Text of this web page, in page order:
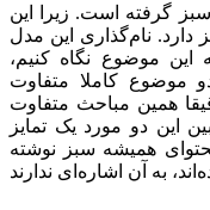
سبز گرفته است. زیرا این
نام‌گذاری این مدل
این موضوع نگاه کنیم،
موضوع کاملا متفاوت
همین مباحث متفاوت
این دو مورد یک تمایز
همیشه سبز نوشته